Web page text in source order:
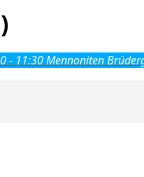
- 11:30Mennoniten